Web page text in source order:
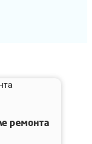
ремонта